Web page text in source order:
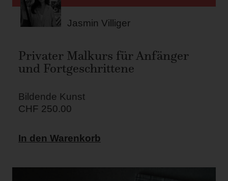
Jasmin Villiger
Privater Malkurs für Anfänger
und Fortgeschrittene
Bildende Kunst
CHF 250.00
In den Warenkorb